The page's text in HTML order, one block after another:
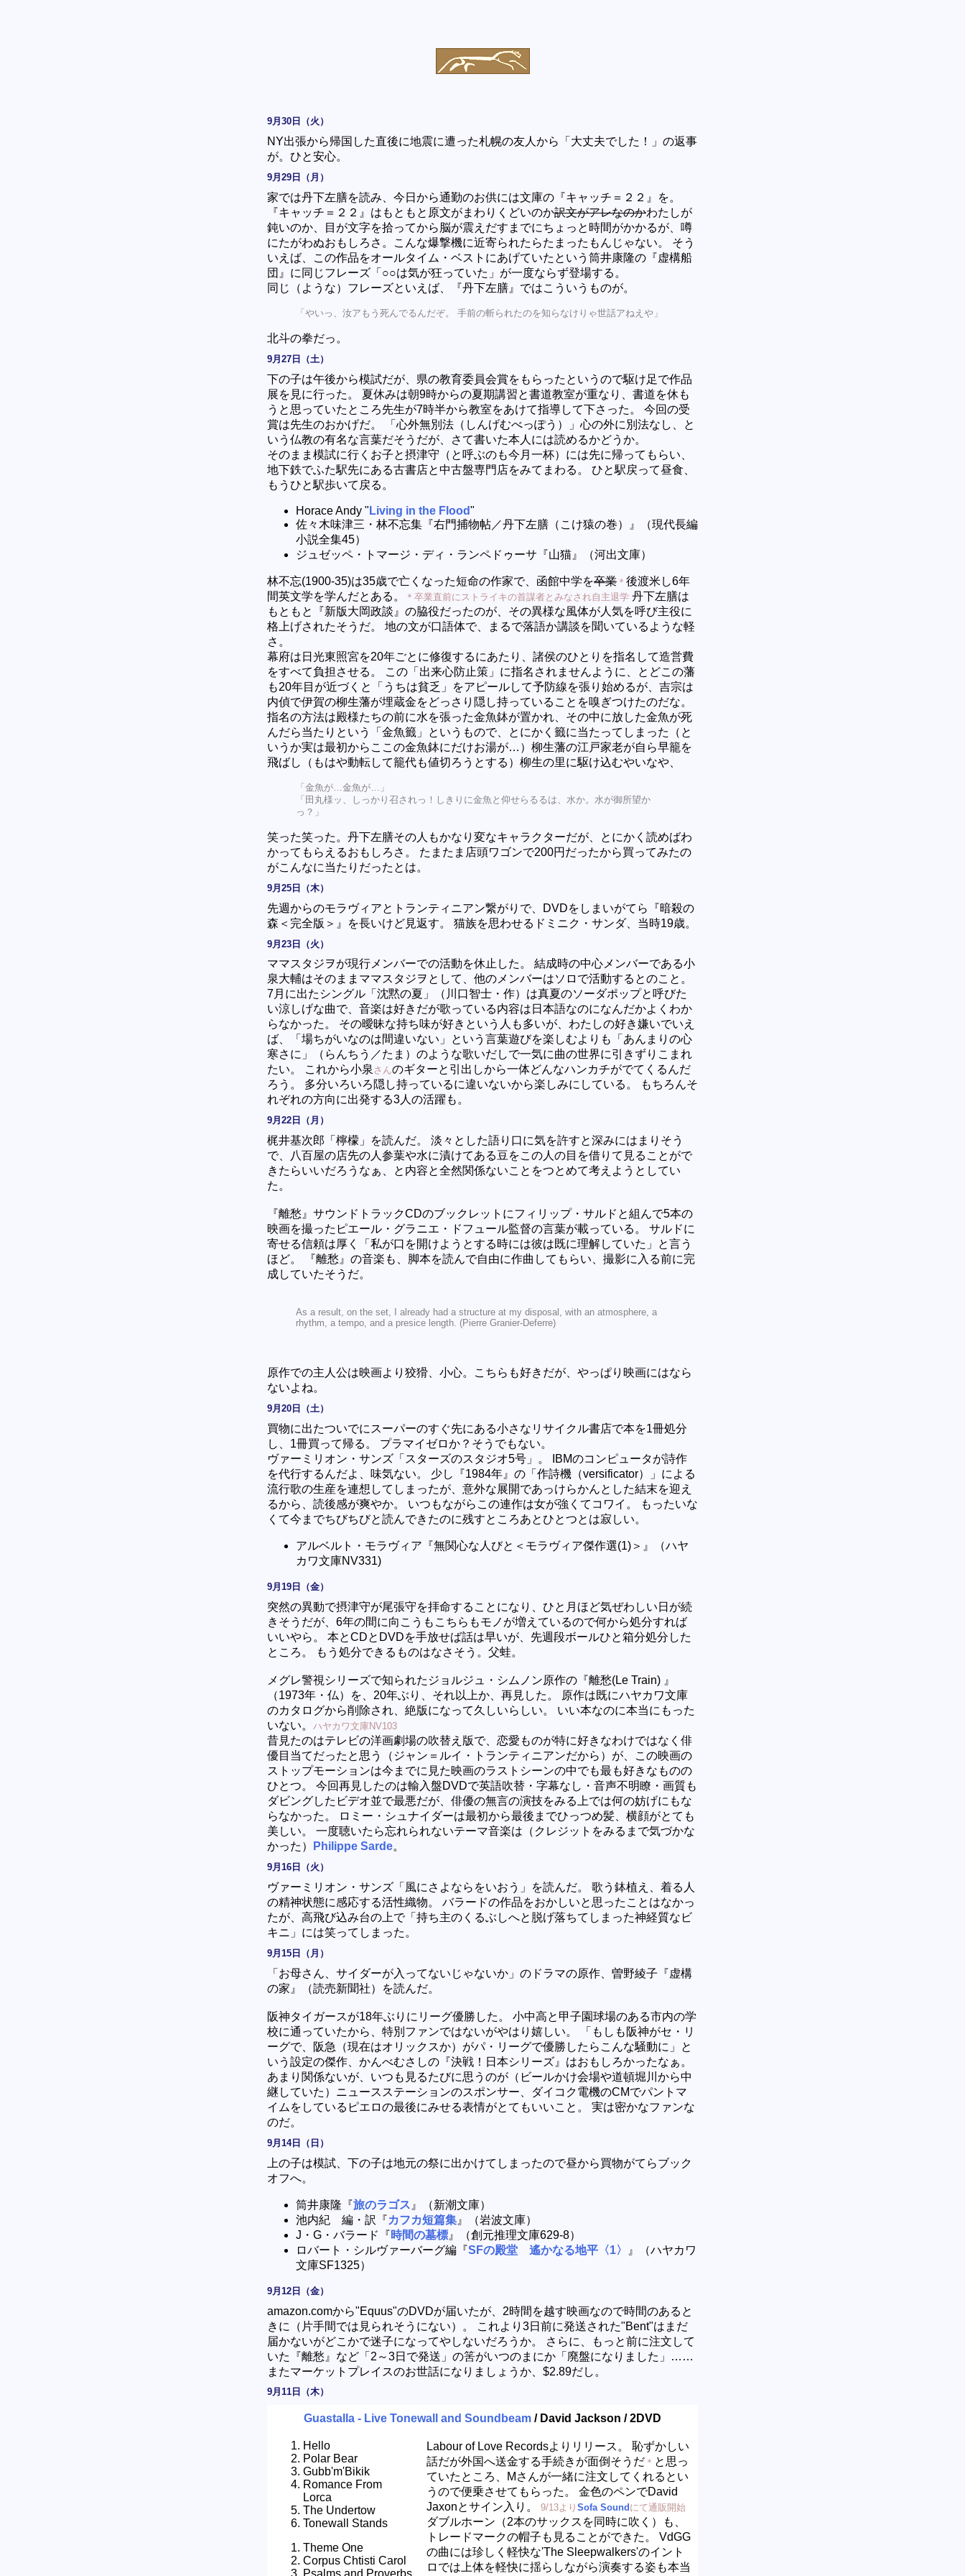
9月30日（火）
NY出張から帰国した直後に地震に遭った札幌の友人から「大丈夫でした！」の返事
が。ひと安心。
9月29日（月）
家では丹下左膳を読み、今日から通勤のお供には文庫の『キャッチ＝２２』を。
『キャッチ＝２２』はもともと原文がまわりくどいのか訳文がアレなのかわたしが
鈍いのか、目が文字を拾ってから脳が震えだすまでにちょっと時間がかかるが、噂
にたがわぬおもしろさ。こんな爆撃機に近寄られたらたまったもんじゃない。 そう
いえば、この作品をオールタイム・ベストにあげていたという筒井康隆の『虚構船
団』に同じフレーズ「○○は気が狂っていた」が一度ならず登場する。
同じ（ような）フレーズといえば、『丹下左膳』ではこういうものが。
「やいっ、汝アもう死んでるんだぞ。 手前の斬られたのを知らなけりゃ世話アねえや」
北斗の拳だっ。
9月27日（土）
下の子は午後から模試だが、県の教育委員会賞をもらったというので駆け足で作品
展を見に行った。 夏休みは朝9時からの夏期講習と書道教室が重なり、書道を休も
うと思っていたところ先生が7時半から教室をあけて指導して下さった。 今回の受
賞は先生のおかげだ。 「心外無別法（しんげむべっぽう）」心の外に別法なし、と
いう仏教の有名な言葉だそうだが、さて書いた本人には読めるかどうか。
そのまま模試に行くお子と摂津守（と呼ぶのも今月一杯）には先に帰ってもらい、
地下鉄でふた駅先にある古書店と中古盤専門店をみてまわる。 ひと駅戻って昼食、
もうひと駅歩いて戻る。
Horace Andy " Living in the Flood"
佐々木味津三・林不忘集『右門捕物帖／丹下左膳（こけ猿の巻）』（現代長編
小説全集45）
ジュゼッペ・トマージ・ディ・ランペドゥーサ『山猫』（河出文庫）
林不忘(1900-35)は35歳で亡くなった短命の作家で、函館中学を卒業 ＊ 後渡米し6年
間英文学を学んだとある。
＊卒業直前にストライキの首謀者とみなされ自主退学 丹下左膳は
もともと『新版大岡政談』の脇役だったのが、その異様な風体が人気を呼び主役に
格上げされたそうだ。 地の文が口語体で、まるで落語か講談を聞いているような軽
さ。
幕府は日光東照宮を20年ごとに修復するにあたり、諸侯のひとりを指名して造営費
をすべて負担させる。 この「出来心防止策」に指名されませんように、とどこの藩
も20年目が近づくと「うちは貧乏」をアピールして予防線を張り始めるが、吉宗は
内偵で伊賀の柳生藩が埋蔵金をどっさり隠し持っていることを嗅ぎつけたのだな。
指名の方法は殿様たちの前に水を張った金魚鉢が置かれ、その中に放した金魚が死
んだら当たりという「金魚籤」というもので、とにかく籤に当たってしまった（と
いうか実は最初からここの金魚鉢にだけお湯が…）柳生藩の江戸家老が自ら早籠を
飛ばし（もはや動転して籠代も値切ろうとする）柳生の里に駆け込むやいなや、
「金魚が…金魚が…」
「田丸様ッ、しっかり召されっ！しきりに金魚と仰せらるるは、水か。水が御所望か
っ？」
笑った笑った。丹下左膳その人もかなり変なキャラクターだが、とにかく読めばわ
かってもらえるおもしろさ。 たまたま店頭ワゴンで200円だったから買ってみたの
がこんなに当たりだったとは。
9月25日（木）
先週からのモラヴィアとトランティニアン繋がりで、DVDをしまいがてら『暗殺の
森＜完全版＞』を長いけど見返す。 猫族を思わせるドミニク・サンダ、当時19歳。
9月23日（火）
ママスタジヲが現行メンバーでの活動を休止した。 結成時の中心メンバーである小
泉大輔はそのままママスタジヲとして、他のメンバーはソロで活動するとのこと。
7月に出たシングル「沈黙の夏」（川口智士・作）は真夏のソーダポップと呼びた
い涼しげな曲で、音楽は好きだが歌っている内容は日本語なのになんだかよくわか
らなかった。 その曖昧な持ち味が好きという人も多いが、わたしの好き嫌いでいえ
ば、「場ちがいなのは間違いない」という言葉遊びを楽しむよりも「あんまりの心
寒さに」（らんちう／たま）のような歌いだしで一気に曲の世界に引きずりこまれ
たい。 これから小泉さんのギターと引出しから一体どんなハンカチがでてくるんだ
ろう。 多分いろいろ隠し持っているに違いないから楽しみにしている。 もちろんそ
れぞれの方向に出発する3人の活躍も。
9月22日（月）
梶井基次郎「檸檬」を読んだ。 淡々とした語り口に気を許すと深みにはまりそう
で、八百屋の店先の人参葉や水に漬けてある豆をこの人の目を借りて見ることがで
きたらいいだろうなぁ、と内容と全然関係ないことをつとめて考えようとしてい
た。
『離愁』サウンドトラックCDのブックレットにフィリップ・サルドと組んで5本の
映画を撮ったピエール・グラニエ・ドフュール監督の言葉が載っている。 サルドに
寄せる信頼は厚く「私が口を開けようとする時には彼は既に理解していた」と言う
ほど。 『離愁』の音楽も、脚本を読んで自由に作曲してもらい、撮影に入る前に完
成していたそうだ。
As a result, on the set, I already had a structure at my disposal, with an atmosphere, a
rhythm, a tempo, and a presice length. (Pierre Granier-Deferre)
原作での主人公は映画より狡猾、小心。こちらも好きだが、やっぱり映画にはなら
ないよね。
9月20日（土）
買物に出たついでにスーパーのすぐ先にある小さなリサイクル書店で本を1冊処分
し、1冊買って帰る。 プラマイゼロか？そうでもない。
ヴァーミリオン・サンズ「スターズのスタジオ5号」。 IBMのコンピュータが詩作
を代行するんだよ、味気ない。 少し『1984年』の「作詩機（versificator）」による
流行歌の生産を連想してしまったが、意外な展開であっけらかんとした結末を迎え
るから、読後感が爽やか。 いつもながらこの連作は女が強くてコワイ。 もったいな
くて今までちびちびと読んできたのに残すところあとひとつとは寂しい。
アルベルト・モラヴィア『無関心な人びと＜モラヴィア傑作選(1)＞』（ハヤ
カワ文庫NV331)
9月19日（金）
突然の異動で摂津守が尾張守を拝命することになり、ひと月ほど気ぜわしい日が続
きそうだが、6年の間に向こうもこちらもモノが増えているので何から処分すれば
いいやら。 本とCDとDVDを手放せば話は早いが、先週段ボールひと箱分処分した
ところ。 もう処分できるものはなさそう。父蛙。
メグレ警視シリーズで知られたジョルジュ・シムノン原作の『離愁(Le Train) 』
（1973年・仏）を、20年ぶり、それ以上か、再見した。 原作は既にハヤカワ文庫
のカタログから削除され、絶版になって久しいらしい。 いい本なのに本当にもった
いない。 ハヤカワ文庫NV103
昔見たのはテレビの洋画劇場の吹替え版で、恋愛ものが特に好きなわけではなく俳
優目当てだったと思う（ジャン＝ルイ・トランティニアンだから）が、この映画の
ストップモーションは今までに見た映画のラストシーンの中でも最も好きなものの
ひとつ。 今回再見したのは輸入盤DVDで英語吹替・字幕なし・音声不明瞭・画質も
ダビングしたビデオ並で最悪だが、俳優の無言の演技をみる上では何の妨げにもな
らなかった。 ロミー・シュナイダーは最初から最後までひっつめ髪、横顔がとても
美しい。 一度聴いたら忘れられないテーマ音楽は（クレジットをみるまで気づかな
かった）
Philippe Sarde。
9月16日（火）
ヴァーミリオン・サンズ「風にさよならをいおう」を読んだ。 歌う鉢植え、着る人
の精神状態に感応する活性織物。 バラードの作品をおかしいと思ったことはなかっ
たが、高飛び込み台の上で「持ち主のくるぶしへと脱げ落ちてしまった神経質なビ
キニ」には笑ってしまった。
9月15日（月）
「お母さん、サイダーが入ってないじゃないか」のドラマの原作、曽野綾子『虚構
の家』（読売新聞社）を読んだ。
阪神タイガースが18年ぶりにリーグ優勝した。 小中高と甲子園球場のある市内の学
校に通っていたから、特別ファンではないがやはり嬉しい。 「もしも阪神がセ・リ
ーグで、阪急（現在はオリックスか）がパ・リーグで優勝したらこんな騒動に」と
いう設定の傑作、かんべむさしの『決戦！日本シリーズ』はおもしろかったなぁ。
あまり関係ないが、いつも見るたびに思うのが（ビールかけ会場や道頓堀川から中
継していた）ニュースステーションのスポンサー、ダイコク電機のCMでパントマ
イムをしているピエロの最後にみせる表情がとてもいいこと。 実は密かなファンな
のだ。
9月14日（日）
上の子は模試、下の子は地元の祭に出かけてしまったので昼から買物がてらブック
オフへ。
筒井康隆『旅のラゴス 』（新潮文庫）
池内紀 編・訳『カフカ短篇集 』（岩波文庫）
J・G・バラード『時間の墓標 』（創元推理文庫629-8）
ロバート・シルヴァーバーグ編『SFの殿堂 遙かなる地平〈1〉
』（ハヤカワ
文庫SF1325）
9月12日（金）
amazon.comから"Equus"のDVDが届いたが、2時間を越す映画なので時間のあると
きに（片手間では見られそうにない）。 これより3日前に発送された"Bent"はまだ
届かないがどこかで迷子になってやしないだろうか。 さらに、もっと前に注文して
いた『離愁』など「2～3日で発送」の筈がいつのまにか「廃盤になりました」……
またマーケットプレイスのお世話になりましょうか、$2.89だし。
9月11日（木）
Guastalla - Live Tonewall and Soundbeam / David Jackson / 2DVD
Hello
Polar Bear
Gubb'm'Bikik
Romance From
Lorca
The Undertow
Tonewall Stands
Theme One
Corpus Chtisti Carol
Labour of Love Recordsよりリリース。 恥ずかしい
話だが外国へ送金する手続きが面倒そうだ ＊ と思っ
ていたところ、Mさんが一緒に注文してくれるとい
うので便乗させてもらった。 金色のペンでDavid
Jaxonとサイン入り。 9/13より Sofa Sound にて通販開始
ダブルホーン（2本のサックスを同時に吹く）も、
トレードマークの帽子も見ることができた。 VdGG
の曲には珍しく軽快な'The Sleepwalkers'のイント
ロでは上体を軽快に揺らしながら演奏する姿も本当